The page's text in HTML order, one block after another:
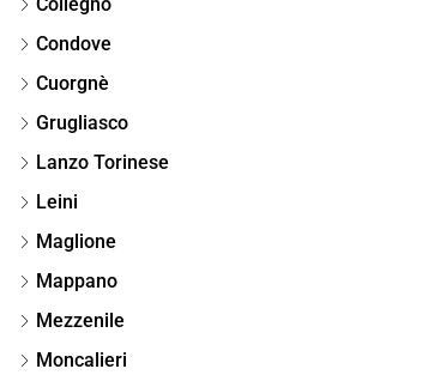
Collegno
Condove
Cuorgnè
Grugliasco
Lanzo Torinese
Leini
Maglione
Mappano
Mezzenile
Moncalieri